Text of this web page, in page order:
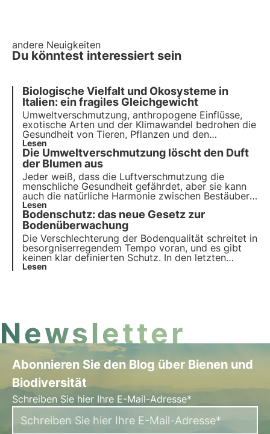
andere Neuigkeiten
Du könntest interessiert sein
Biologische Vielfalt und Ökosysteme in
Italien: ein fragiles Gleichgewicht
Umweltverschmutzung, anthropogene Einflüsse,
exotische Arten und der Klimawandel bedrohen die
Gesundheit von Tieren, Pflanzen und den
Lebensräumen, in denen sie leben. Das UN-
Programm bis 2030 ruft zu Schutz und
Wiederherstellung auf. Doch es ist rechtzeitiges
Handeln erforderlich.
Lesen
Die Umweltverschmutzung löscht den Duft
der Blumen aus
Jeder weiß, dass die Luftverschmutzung die
menschliche Gesundheit gefährdet, aber sie kann
auch die natürliche Harmonie zwischen Bestäubern
und Pflanzen stören und den Duft der Blumen
zerstören. Mehr über die Auswirkungen dieses
Phänomens auf die Artenvielfalt erfahren Sie in
diesem Artikel.
Lesen
Bodenschutz: das neue Gesetz zur
Bodenüberwachung
Die Verschlechterung der Bodenqualität schreitet in
besorgniserregendem Tempo voran, und es gibt
keinen klar definierten Schutz. In den letzten
Jahren wurde eine europäische Strategie und
Lesen
Newsletter
Abonnieren Sie den Blog über Bienen und
Biodiversität
Schreiben Sie hier Ihre E-Mail-Adresse*